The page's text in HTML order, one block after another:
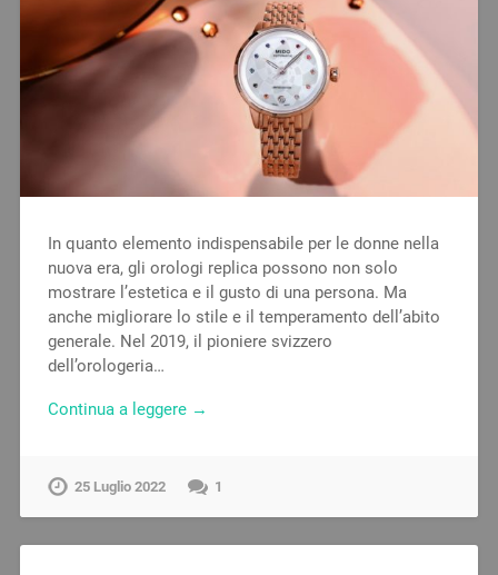
In quanto elemento indispensabile per le donne nella
nuova era, gli orologi replica possono non solo
mostrare l’estetica e il gusto di una persona. Ma
anche migliorare lo stile e il temperamento dell’abito
generale. Nel 2019, il pioniere svizzero
dell’orologeria…
Continua a leggere →
25 Luglio 2022 1